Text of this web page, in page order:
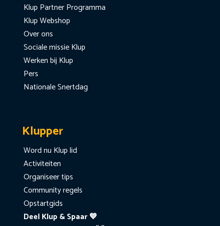
Klup Partner Programma
Klup Webshop
Over ons
Sociale missie Klup
Werken bij Klup
Pers
Nationale Snertdag
Klupper
Word nu Klup lid
Activiteiten
Organiseer tips
Community regels
Opstartgids
Deel Klup & Spaar 💙